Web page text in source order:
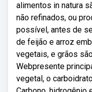
alimentos in natura
não refinados, ou
possível, antes de
de feijão e arroz
vegetais, e grãos
Webpresente
vegetal, o